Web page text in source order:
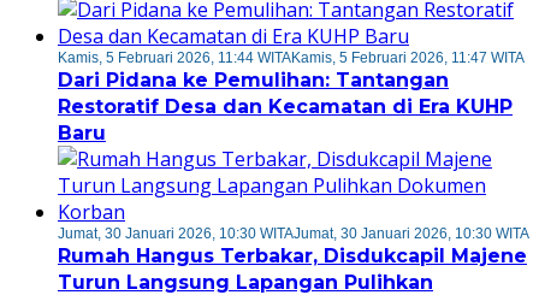
Kamis, 5 Februari 2026, 11:44 WITAKamis, 5 Februari 2026, 11:47 WITA
Dari Pidana ke Pemulihan: Tantangan
Restoratif Desa dan Kecamatan di Era KUHP
Baru
Jumat, 30 Januari 2026, 10:30 WITAJumat, 30 Januari 2026, 10:30 WITA
Rumah Hangus Terbakar, Disdukcapil Majene
Turun Langsung Lapangan Pulihkan